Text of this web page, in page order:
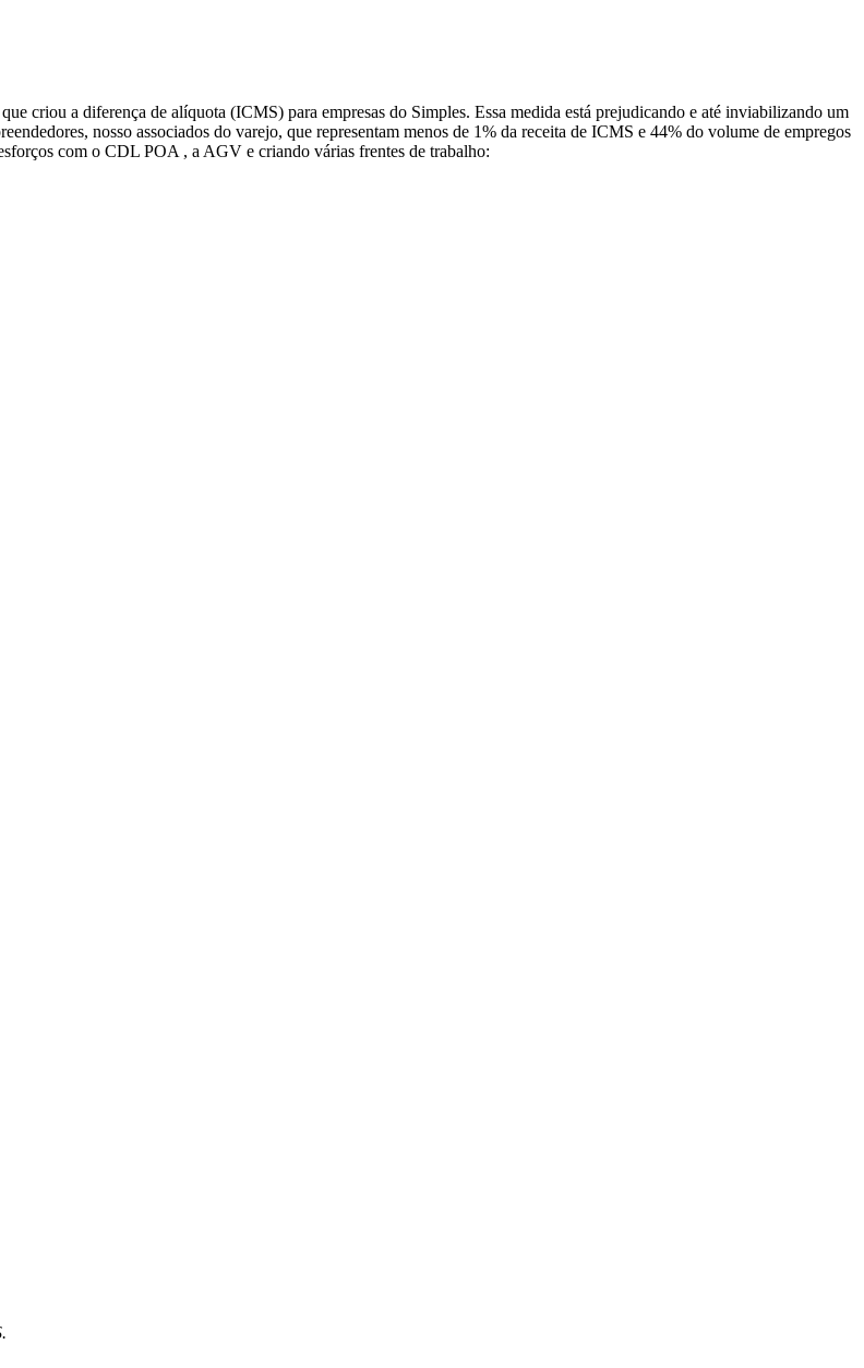
criou a diferença de alíquota (ICMS) para empresas do Simples. Essa medida está prejudicando e até inviabilizando um
nosso associados do varejo, que representam menos de 1% da receita de ICMS e 44% do volume de empregos
com o CDL POA , a AGV e criando várias frentes de trabalho: